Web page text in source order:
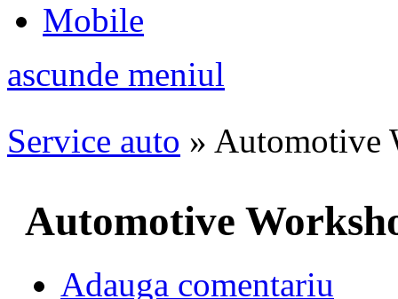
Mobile
ascunde meniul
Service auto » Automotive
Automotive
Adauga comentariu